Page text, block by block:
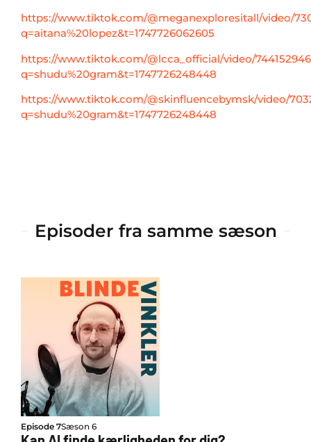
https://www.tiktok.com/@meganexploresitall/video/
q=aitana%20lopez&t=1747726062605
https://www.tiktok.com/@lcca_official/video/
q=shudu%20gram&t=1747726248448
https://www.tiktok.com/@skinfluencebymsk/video/
q=shudu%20gram&t=1747726248448
Episoder fra samme sæson
Episode 7Sæson 6